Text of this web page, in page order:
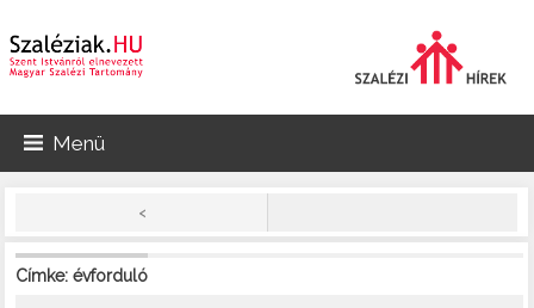
Menü
<
Címke: évforduló